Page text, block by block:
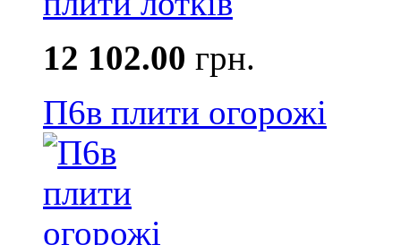
12 102.00 грн.
П6в плити огорожі